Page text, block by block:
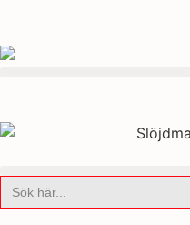
Sök
efter: